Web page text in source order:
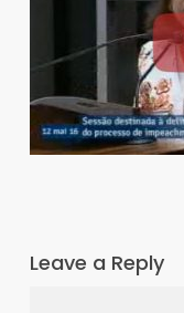
Leave a Reply